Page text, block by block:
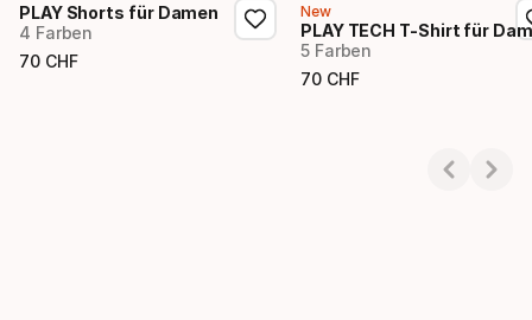
PLAY Shorts für Damen
4 Farben
70 CHF
Endpreis
New
PLAY TECH T-Shirt für
5 Farben
70 CHF
Endpreis